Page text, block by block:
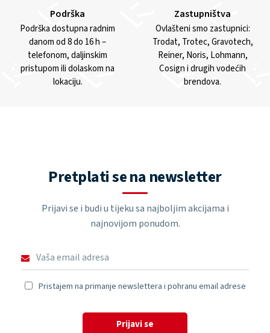
Podrška
Podrška dostupna radnim
danom od 8 do 16 h –
telefonom, daljinskim
pristupom ili dolaskom na
lokaciju.
Zastupništva
Ovlašteni smo zastupnici:
Trodat, Trotec, Gravotech,
Reiner, Noris, Lohmann,
Cosign i drugih vodećih
brendova.
Pretplati se na newsletter
Prijavi se i budi u tijeku sa najboljim akcijama i
najnovijom ponudom.
Pristajem na primanje newslettera i pohranu email adrese
Prijavi se